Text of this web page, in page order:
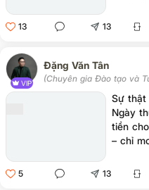
giảm
13 13
VIP
Đặng Văn Tân
(Chuyên gia Đào tạo và
Chủ tịch Học viện Tân Trí)
Sự thật
Ngày
tiền
– chỉ
cúi
5 13